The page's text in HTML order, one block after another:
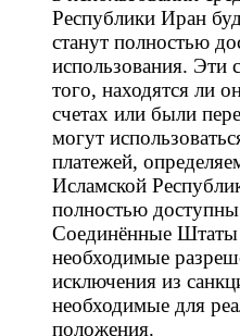
Республики Иран
станут полностью
использования. Эти
того, находятся ли
счетах или были
могут
платежей,
Исламской
полностью
Соединённые Штаты
необходимые
исключения из
необходимые для
положения.